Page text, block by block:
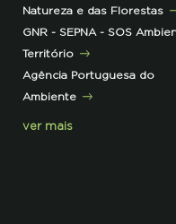
Natureza e das Florestas
GNR - SEPNA - SOS
Território
Agência Portuguesa do
Ambiente
ver mais